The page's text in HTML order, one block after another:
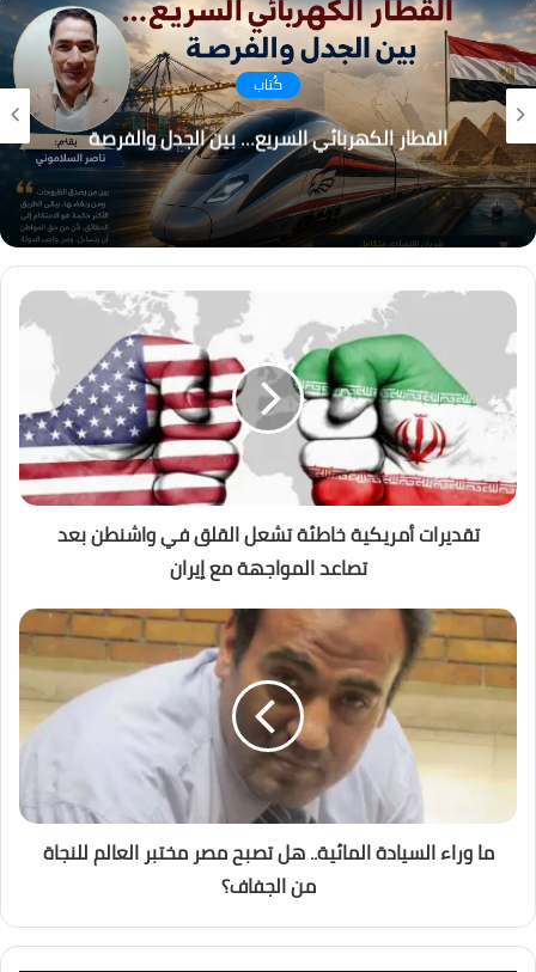
كُتاب
التغير المناخي… من التحذير إلى الاحتراق ، هل أصبح
العالم يعيش عصر الكوارث المناخية؟
تقديرات أمريكية خاطئة تشعل القلق في واشنطن بعد
تصاعد المواجهة مع إيران
ما وراء السيادة المائية.. هل تصبح مصر مختبر العالم للنجاة
من الجفاف؟